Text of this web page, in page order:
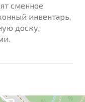
сменное
инвентарь,
доску,